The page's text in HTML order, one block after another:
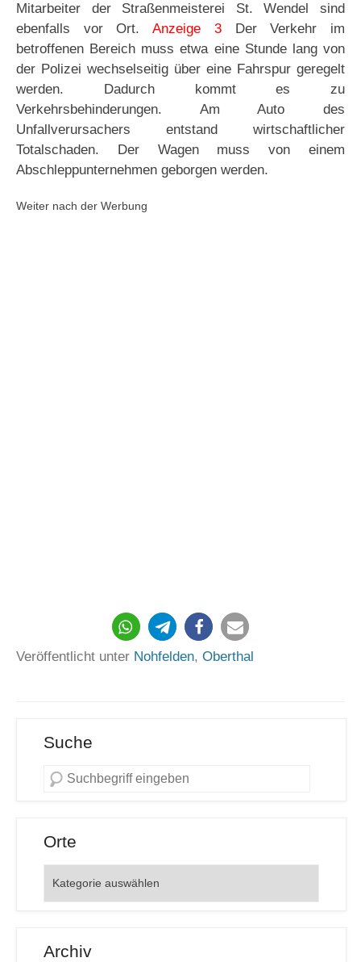
Mitarbeiter der Straßenmeisterei St. Wendel sind
ebenfalls vor Ort.Anzeige 3Der Verkehr im
betroffenen Bereich muss etwa eine Stunde lang von
der Polizei wechselseitig über eine Fahrspur geregelt
werden. Dadurch kommt es zu
Verkehrsbehinderungen. Am Auto des
Unfallverursachers entstand wirtschaftlicher
Totalschaden. Der Wagen muss von einem
Abschleppunternehmen geborgen werden.
Weiter nach der Werbung
19
Veröffentlicht unter Nohfelden, Oberthal
Suche
Orte
Archiv